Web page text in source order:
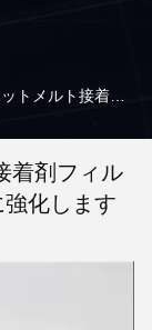
着剤フィル
化します